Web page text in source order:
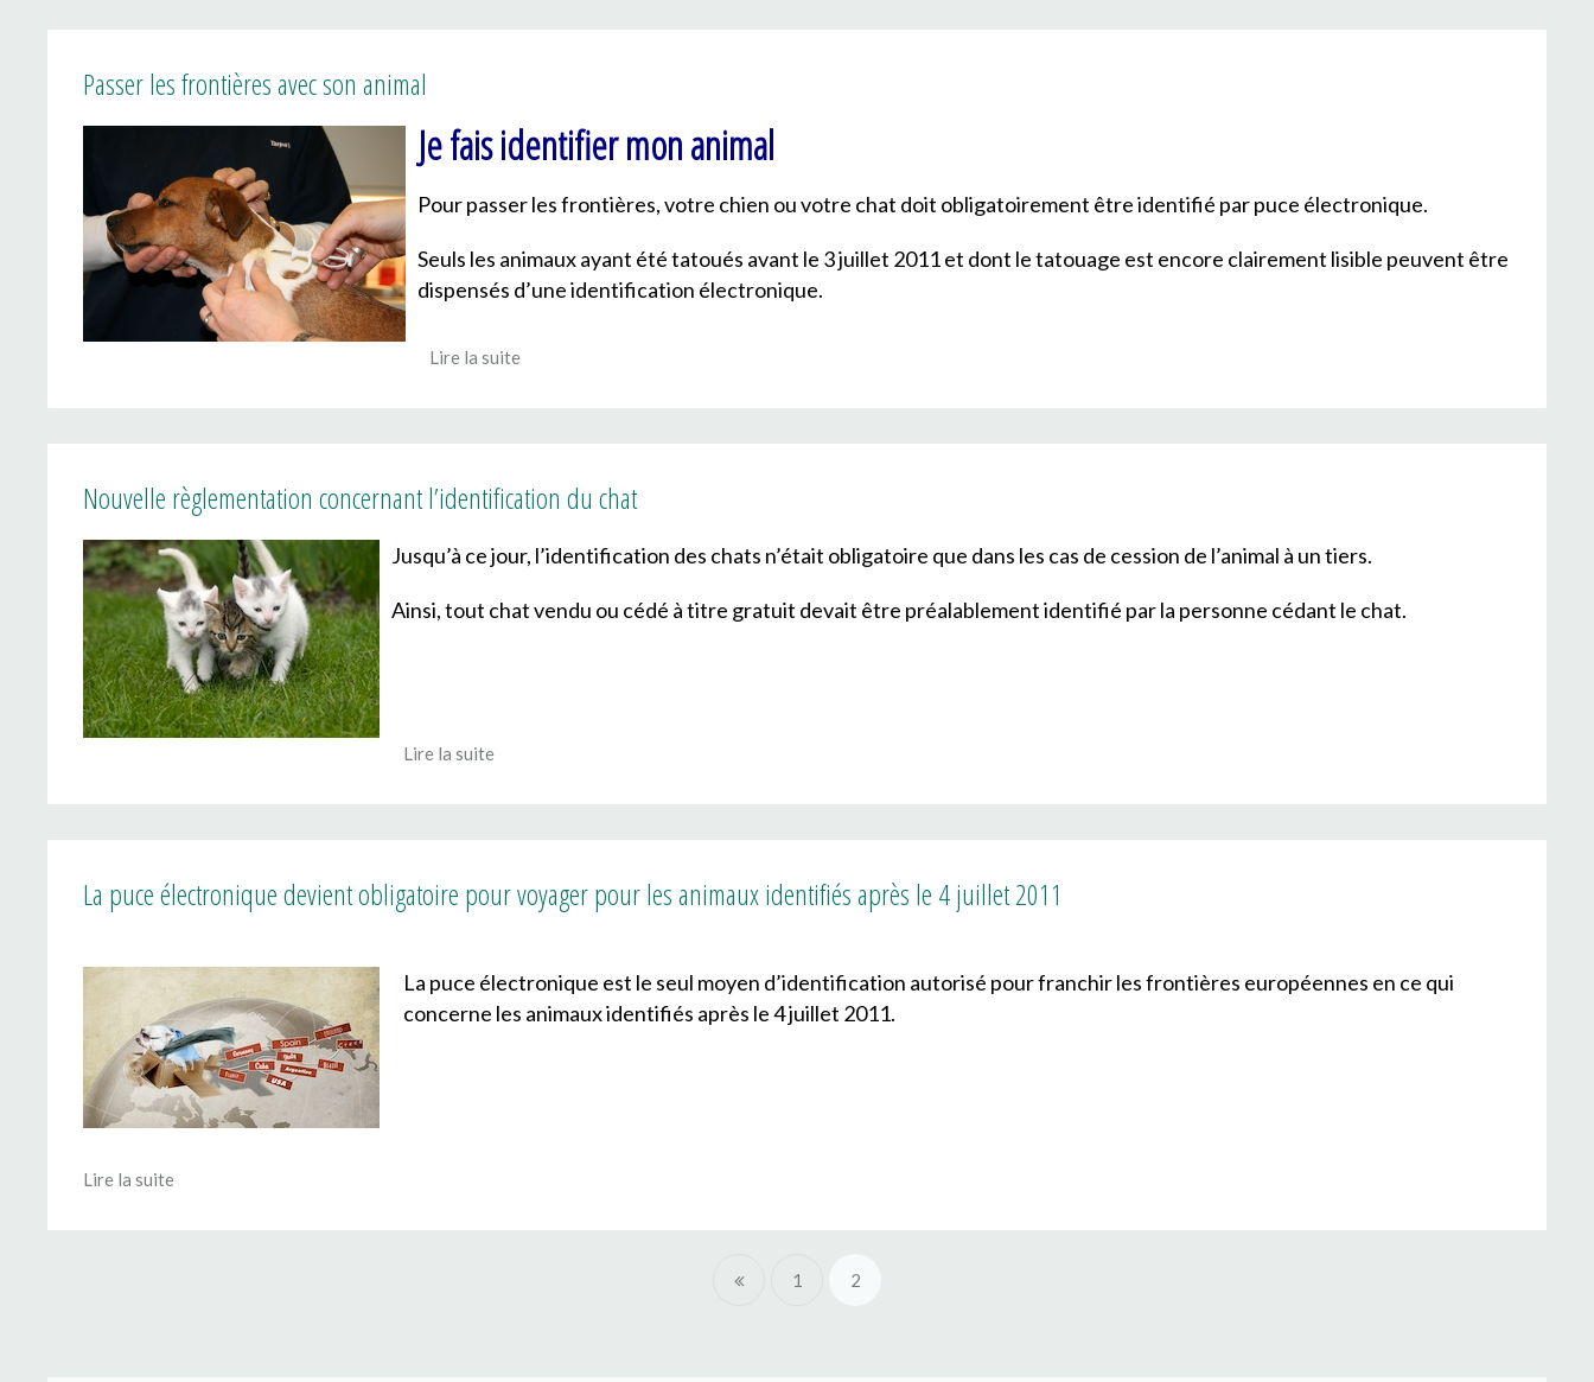
Passer les frontières avec son animal
Je fais identifier mon animal
Pour passer les frontières, votre chien ou votre chat doit obligatoirement être identifié par puce électronique.
Seuls les animaux ayant été tatoués avant le 3 juillet 2011 et dont le tatouage est encore clairement lisible peuvent être
dispensés d’une identification électronique.
Lire la suite
Nouvelle règlementation concernant l’identification du chat
Jusqu’à ce jour, l’identification des chats n’était obligatoire que dans les cas de cession de l’animal à un tiers.
Ainsi, tout chat vendu ou cédé à titre gratuit devait être préalablement identifié par la personne cédant le chat.
Lire la suite
La puce électronique devient obligatoire pour voyager pour les animaux identifiés après le 4 juillet 2011
La puce électronique est le seul moyen d’identification autorisé pour franchir les frontières européennes en ce qui
concerne les animaux identifiés après le 4 juillet 2011.
Lire la suite
1 2